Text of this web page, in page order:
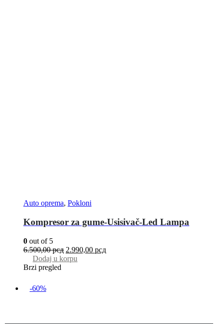
Auto oprema, Pokloni
Kompresor za gume-Usisivač-Led Lampa
0 out of 5
6.500,00рсд 2.990,00 рсд
Dodaj u korpu
Brzi pregled
-60%